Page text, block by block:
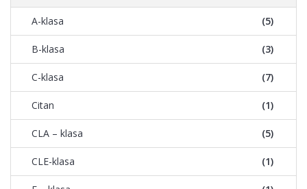
A-klasa (5)
B-klasa (3)
C-klasa (7)
Citan (1)
CLA – klasa (5)
CLE-klasa (1)